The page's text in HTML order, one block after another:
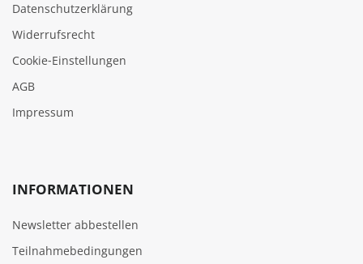
Datenschutzerklärung
Widerrufsrecht
Cookie‑Einstellungen
AGB
Impressum
INFORMATIONEN
Newsletter abbestellen
Teilnahmebedingungen